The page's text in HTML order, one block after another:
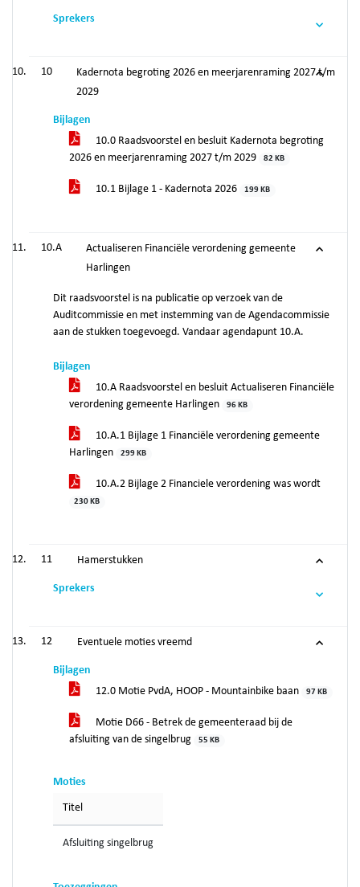
Sprekers
10
Kadernota begroting 2026 en meerjarenraming 2027 t/m
2029
Bijlagen
10.0 Raadsvoorstel en besluit Kadernota begroting
2026 en meerjarenraming 2027 t/m 2029
82 KB
10.1 Bijlage 1 - Kadernota 2026 199 KB
10.A
Actualiseren Financiële verordening gemeente
Harlingen
Dit raadsvoorstel is na publicatie op verzoek van de
Auditcommissie en met instemming van de Agendacommissie
aan de stukken toegevoegd. Vandaar agendapunt 10.A.
Bijlagen
10.A Raadsvoorstel en besluit Actualiseren Financiële
verordening gemeente Harlingen
96 KB
10.A.1 Bijlage 1 Financiële verordening gemeente
Harlingen
299 KB
10.A.2 Bijlage 2 Financiele verordening was wordt
230 KB
11 Hamerstukken
Sprekers
12 Eventuele moties vreemd
Bijlagen
12.0 Motie PvdA, HOOP - Mountainbike baan
97 KB
Motie D66 - Betrek de gemeenteraad bij de
afsluiting van de singelbrug
55 KB
Moties
Titel
Afsluiting singelbrug